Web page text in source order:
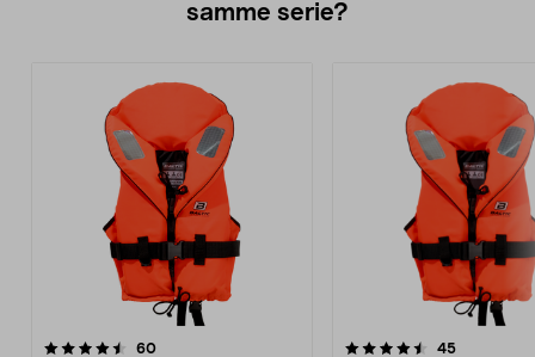
samme serie?
60anmeldelser
4.5av 5 stjerner 45
4.5av 5 stjerner